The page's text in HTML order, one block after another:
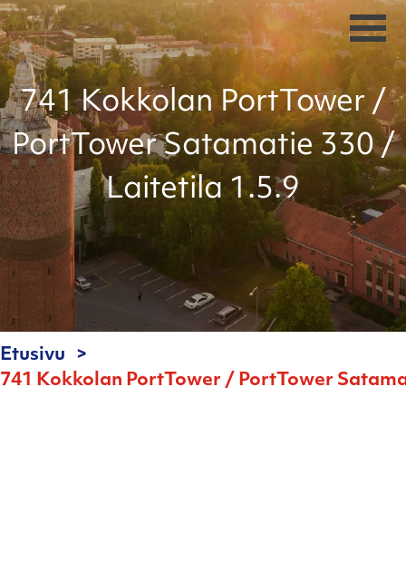
741 Kokkolan PortTower /
PortTower Satamatie 330 /
Laitetila 1.5.9
Etusivu
741 Kokkolan PortTower / PortTower